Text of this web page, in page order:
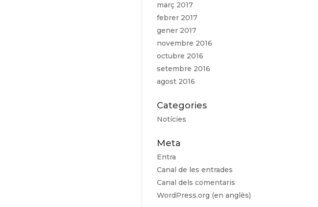
març 2017
febrer 2017
gener 2017
novembre 2016
octubre 2016
setembre 2016
agost 2016
Categories
Notícies
Meta
Entra
Canal de les entrades
Canal dels comentaris
WordPress.org (en anglès)